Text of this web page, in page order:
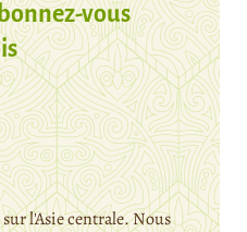
vous
l'Asie centrale. Nous